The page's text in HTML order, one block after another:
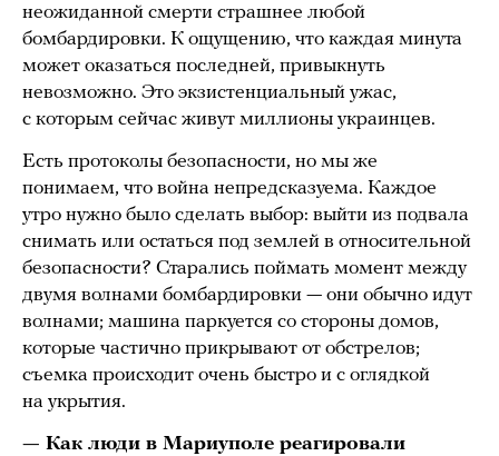
неожиданной смерти страшнее любой
бомбардировки. К ощущению, что каждая минута
может оказаться последней, привыкнуть
невозможно. Это экзистенциальный ужас,
с которым сейчас живут миллионы украинцев.
Есть протоколы безопасности, но мы же
понимаем, что война непредсказуема. Каждое
утро нужно было сделать выбор: выйти из подвала
снимать или остаться под землей в относительной
безопасности? Старались поймать момент между
двумя волнами бомбардировки — они обычно идут
волнами; машина паркуется со стороны домов,
которые частично прикрывают от обстрелов;
съемка происходит очень быстро и с оглядкой
на укрытия.
— Как люди в Мариуполе реагировали